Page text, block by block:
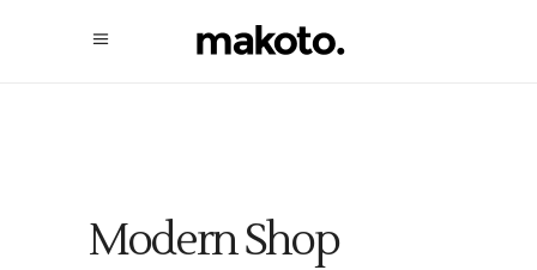
Modern Shop